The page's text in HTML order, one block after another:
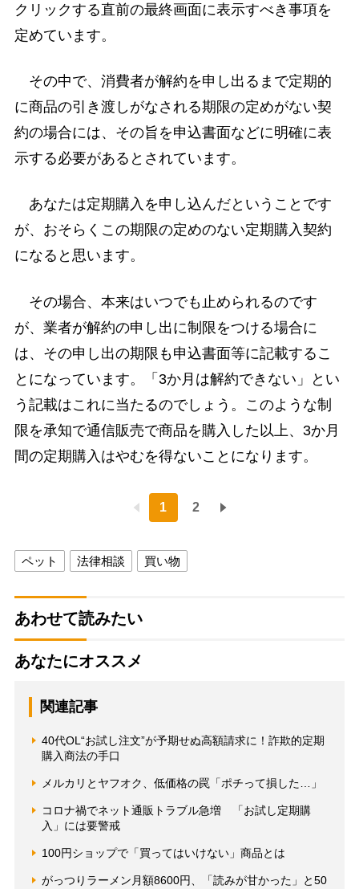
クリックする直前の最終画面に表示すべき事項を
定めています。
その中で、消費者が解約を申し出るまで定期的
に商品の引き渡しがなされる期限の定めがない契
約の場合には、その旨を申込書面などに明確に表
示する必要があるとされています。
あなたは定期購入を申し込んだということです
が、おそらくこの期限の定めのない定期購入契約
になると思います。
その場合、本来はいつでも止められるのです
が、業者が解約の申し出に制限をつける場合に
は、その申し出の期限も申込書面等に記載するこ
とになっています。「3か月は解約できない」とい
う記載はこれに当たるのでしょう。このような制
限を承知で通信販売で商品を購入した以上、3か月
間の定期購入はやむを得ないことになります。
1 2
ペット 法律相談 買い物
あわせて読みたい
あなたにオススメ
関連記事
40代OL“お試し注文”が予期せぬ高額請求に！詐欺的定期
購入商法の手口
メルカリとヤフオク、低価格の罠「ポチって損した…」
コロナ禍でネット通販トラブル急増 「お試し定期購
入」には要警戒
100円ショップで「買ってはいけない」商品とは
がっつりラーメン月額8600円、「読みが甘かった」と50